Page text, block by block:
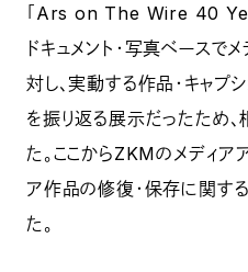
「Ars on The Wire 40
ドキュメント・写真ベースで
対し、実動する作品・キャプ
を振り返る展示だったため
た。ここからZKMのメディア
ア作品の修復・保存に関す
た。